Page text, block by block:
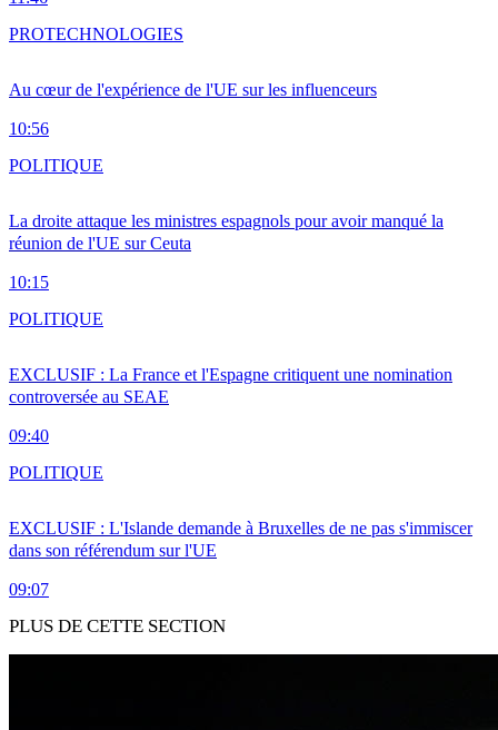
Au cœur de l'expérience de l'UE sur les influenceurs
10:56
PROTECHNOLOGIES
La droite attaque les ministres espagnols pour avoir manqué la
réunion de l'UE sur Ceuta
10:15
POLITIQUE
EXCLUSIF : La France et l'Espagne critiquent une nomination
controversée au SEAE
09:40
POLITIQUE
EXCLUSIF : L'Islande demande à Bruxelles de ne pas s'immiscer
dans son référendum sur l'UE
09:07
POLITIQUE
PLUS DE CETTE SECTION